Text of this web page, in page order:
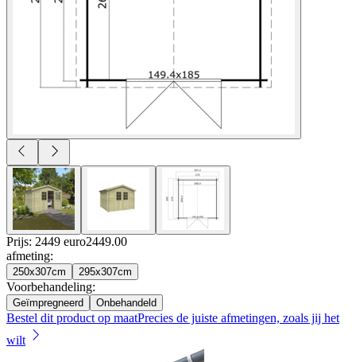
Prijs: 2449 euro2449.00
afmeting:
250x307cm 295x307cm
Voorbehandeling:
Geïmpregneerd Onbehandeld
Bestel dit product op maatPrecies de juiste afmetingen, zoals jij het
wilt